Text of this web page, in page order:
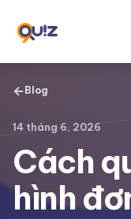
← Blog
14 tháng 6, 2026
Cách
hình